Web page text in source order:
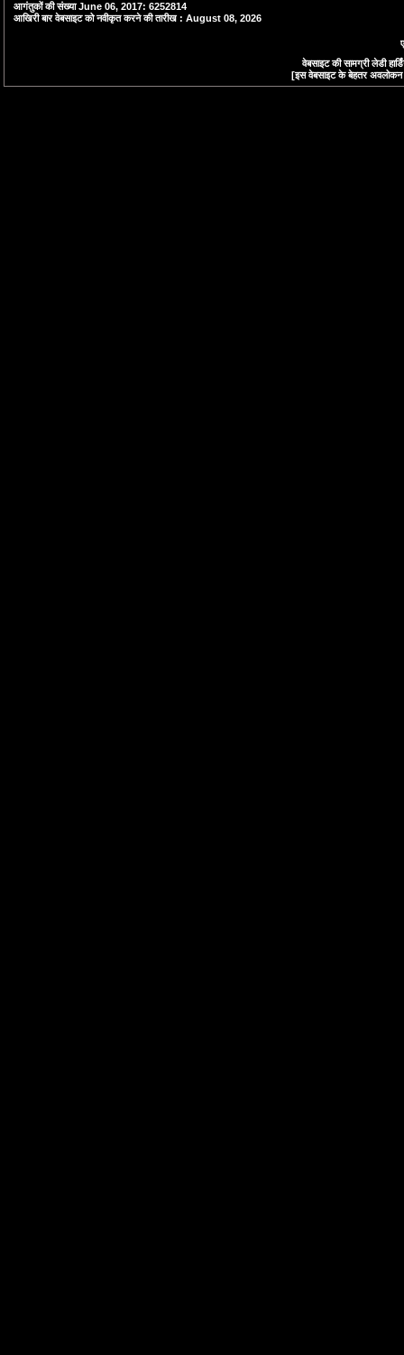
आगंतुकों की संख्या June 06, 2017: 6252814
आखिरी बार वेबसाइट को नवीकृत करने की तारीख : August 08, 2026
वेबसाइट की सामग्री लेडी
[इस वेबसाइट के बेहतर